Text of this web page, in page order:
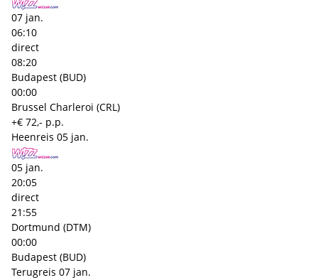
07 jan.
06:10
direct
08:20
Budapest (BUD)
00:00
Brussel Charleroi (CRL)
+€ 72,- p.p.
Heenreis 05 jan.
05 jan.
20:05
direct
21:55
Dortmund (DTM)
00:00
Budapest (BUD)
Terugreis 07 jan.